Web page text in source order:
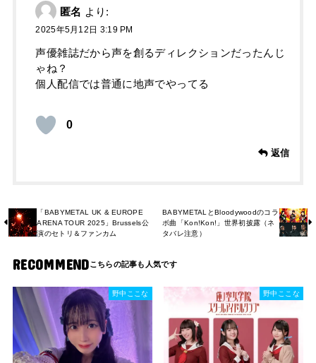
匿名 より:
2025年5月12日 3:19 PM
声優雑誌だから声を創るディレクションだったんじ
ゃね？
個人配信では普通に地声でやってる
0
返信
「BABYMETAL UK & EUROPE
ARENA TOUR 2025」Brussels公
演のセトリ＆ファンカム
BABYMETALとBloodywoodのコラ
ボ曲「Kon!Kon!」世界初披露（ネ
タバレ注意）
RECOMMEND
野中ここな 野中ここな